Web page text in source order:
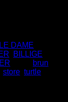
DAME
BILLIGE
brun
store turtle